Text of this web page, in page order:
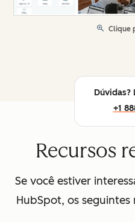
Clique
Dúvidas?
+1
Recursos
Se você estiver
HubSpot, os